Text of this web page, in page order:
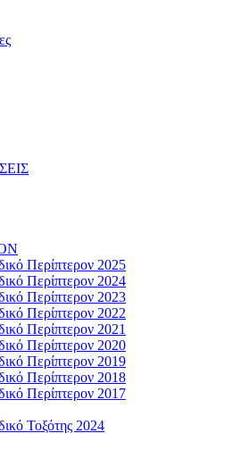
Περίπτερον 2025
Περίπτερον 2024
Περίπτερον 2023
Περίπτερον 2022
Περίπτερον 2021
Περίπτερον 2020
Περίπτερον 2019
Περίπτερον 2018
Περίπτερον 2017
Τοξότης 2024